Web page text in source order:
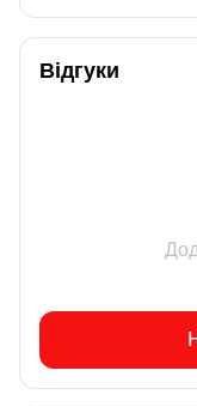
Відгуки